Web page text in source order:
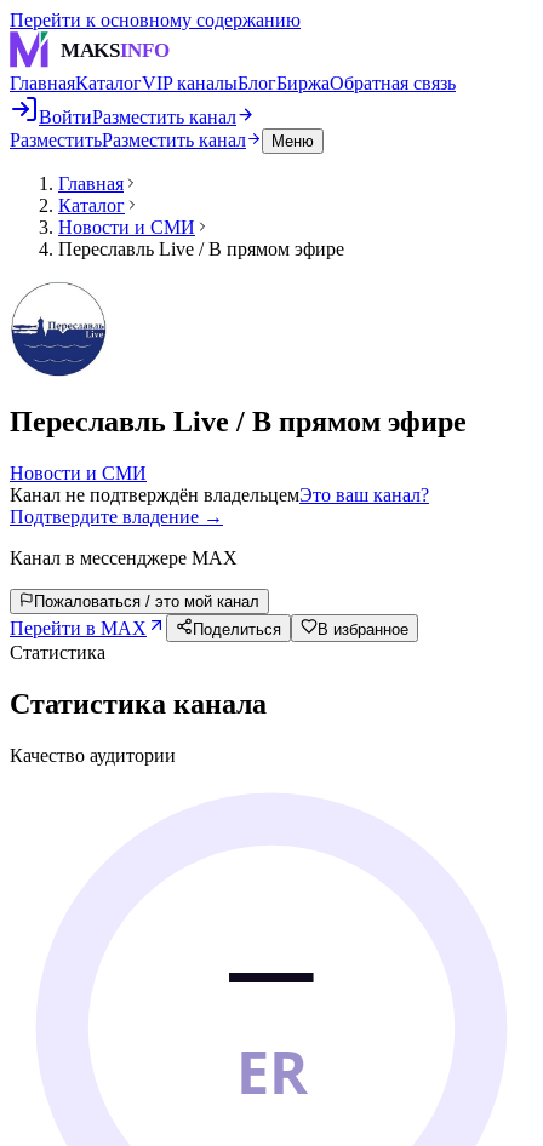
Перейти к основному содержанию
MAKSINFO
ГлавнаяКаталогVIP каналыБлогБиржаОбратная связь
ВойтиРазместить канал
РазместитьРазместить канал Меню
Главная
Каталог
Новости и СМИ
Переславль Live / В прямом эфире
Переславль Live / В прямом эфире
Новости и СМИ
Канал не подтверждён владельцемЭто ваш канал?
Подтвердите владение →
Канал в мессенджере MAX
Пожаловаться / это мой канал
Перейти в MAX Поделиться В избранное
Статистика
Статистика канала
Качество аудитории
—
ER